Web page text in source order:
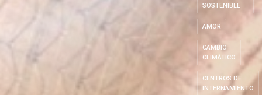
SOSTENIBLE
AMOR
CAMBIO
CLIMÁTICO
CENTROS DE
INTERNAMIENTO